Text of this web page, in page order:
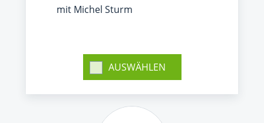
mit Michel Sturm
AUSWÄHLEN